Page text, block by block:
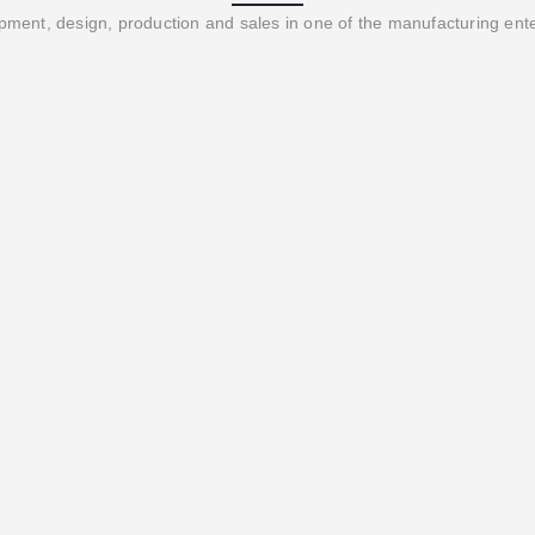
design, production and sales in one of the manufacturing